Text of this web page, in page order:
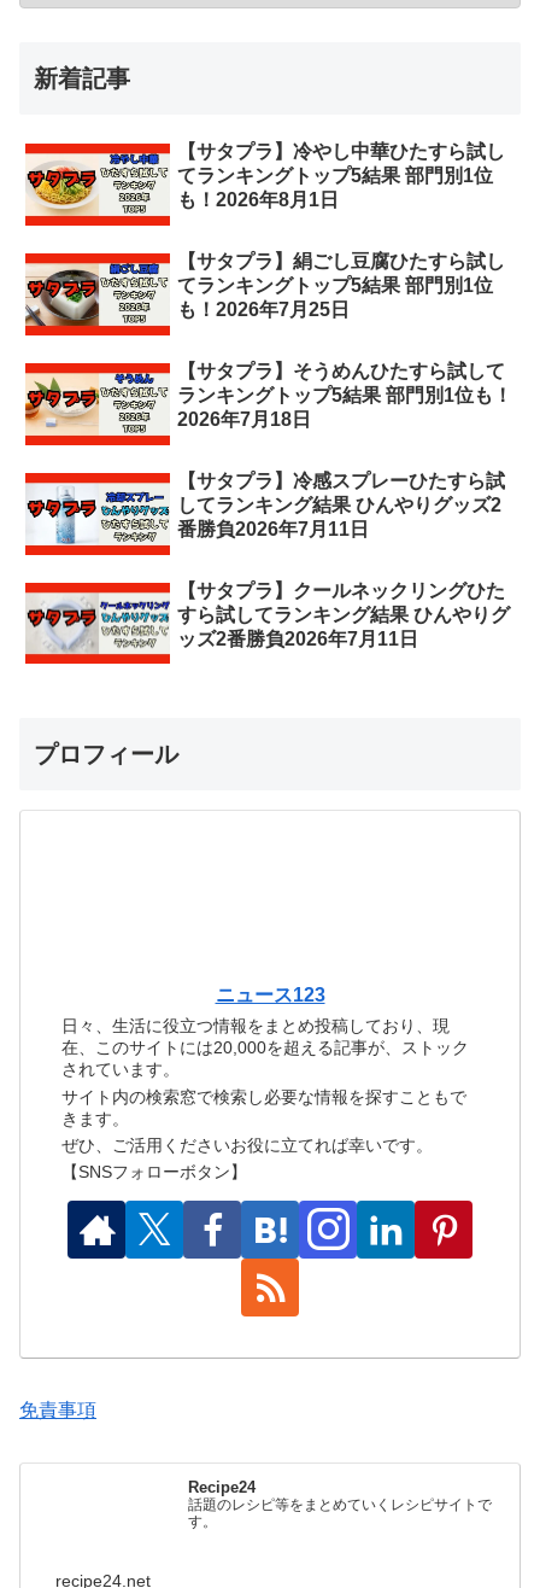
新着記事
【サタプラ】冷やし中華ひたすら試し
てランキングトップ5結果 部門別1位
も！2026年8月1日
【サタプラ】絹ごし豆腐ひたすら試し
てランキングトップ5結果 部門別1位
も！2026年7月25日
【サタプラ】そうめんひたすら試して
ランキングトップ5結果 部門別1位も！
2026年7月18日
【サタプラ】冷感スプレーひたすら試
してランキング結果 ひんやりグッズ2
番勝負2026年7月11日
【サタプラ】クールネックリングひた
すら試してランキング結果 ひんやりグ
ッズ2番勝負2026年7月11日
プロフィール
ニュース123
日々、生活に役立つ情報をまとめ投稿しており、現
在、このサイトには20,000を超える記事が、ストック
されています。
サイト内の検索窓で検索し必要な情報を探すこともで
きます。
ぜひ、ご活用くださいお役に立てれば幸いです。
【SNSフォローボタン】
免責事項
Recipe24
話題のレシピ等をまとめていくレシピサイトで
す。
recipe24.net